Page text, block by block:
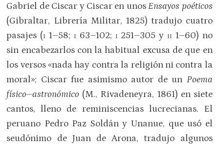
Gabriel de Ciscar y Ciscar en unosEnsayos poéticos
(Gibraltar, Librería Militar, 1825) tradujo cuatro
pasajes (i 1–58; i 63–102; i 251–305 y ii 1–60) no
sin encabezarlos con la habitual excusa de que en
los versos «nada hay contra la religión ni contra la
moral»; Ciscar fue asimismo autor de un Poema
físico–astronómico (M., Rivadeneyra, 1861) en siete
cantos, lleno de reminiscencias lucrecianas. El
peruano Pedro Paz Soldán y Unanue, que usó el
seudónimo de Juan de Arona, tradujo algunos